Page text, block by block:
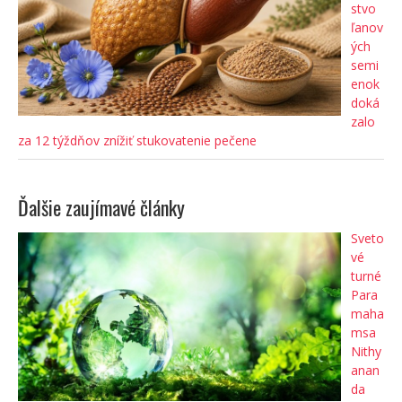
stvo
ľanov
ých
semi
enok
doká
zalo
za 12 týždňov znížiť stukovatenie pečene
Ďalšie zaujímavé články
Sveto
vé
turné
Para
maha
msa
Nithy
anan
da